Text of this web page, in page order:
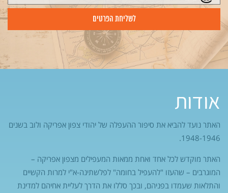
אודות
האתר נועד להביא את סיפור ההעפלה של יהודי צפון אפריקה ולוב בשנים
1948-1946.
האתר מוקדש לכל אחד ואחת ממאות המעפילים מצפון אפריקה –
המוגרבים – שהעזו "להעפיל בחומה" לפלשתינה-א"י למרות הקשיים
והתלאות שעמדו בפניהם, ובכך סללו את הדרך לעליית אחיהם למדינת